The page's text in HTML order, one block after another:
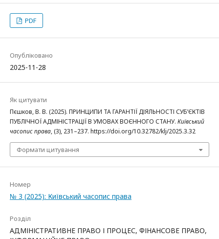
PDF
Опубліковано
2025-11-28
Як цитувати
Пєшков, В. В. (2025). ПРИНЦИПИ ТА ГАРАНТІЇ ДІЯЛЬНОСТІ СУБ’ЄКТІВ
ПУБЛІЧНОЇ АДМІНІСТРАЦІЇ В УМОВАХ ВОЄННОГО СТАНУ. Київський
часопис права, (3), 231–237. https://doi.org/10.32782/klj/2025.3.32
Формати цитування
Номер
№ 3 (2025): Київський часопис права
Розділ
АДМІНІСТРАТИВНЕ ПРАВО І ПРОЦЕС, ФІНАНСОВЕ ПРАВО,